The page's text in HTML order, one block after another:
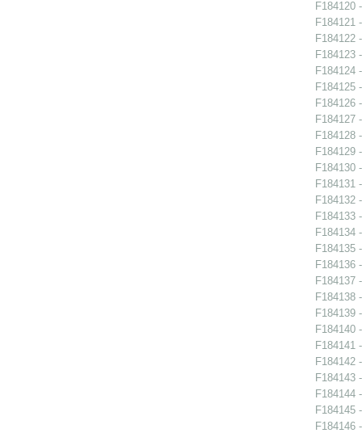
F184120
F184121
F184122
F184123
F184124
F184125
F184126
F184127
F184128
F184129
F184130
F184131
F184132
F184133
F184134
F184135
F184136
F184137
F184138
F184139
F184140
F184141
F184142
F184143
F184144
F184145
F184146